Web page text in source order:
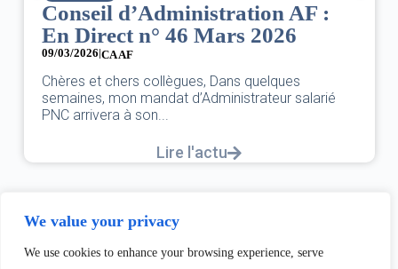
We value your privacy
We use cookies to enhance your browsing experience, serve
Conseil d’Administration AF :
En Direct n° 46 Mars 2026
09/03/2026|CA AF
Chères et chers collègues, Dans quelques
semaines, mon mandat d’Administrateur salarié
PNC arrivera à son...
Lire l'actu